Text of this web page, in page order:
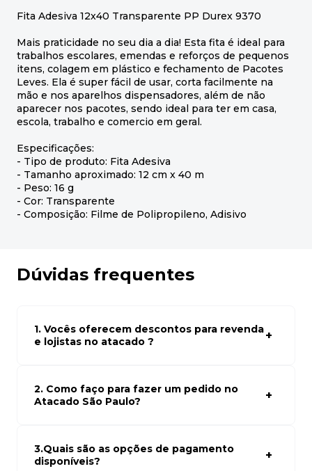
Fita Adesiva 12x40 Transparente PP Durex 9370
Mais praticidade no seu dia a dia! Esta fita é ideal para
trabalhos escolares, emendas e reforços de pequenos
itens, colagem em plástico e fechamento de Pacotes
Leves. Ela é super fácil de usar, corta facilmente na
mão e nos aparelhos dispensadores, além de não
aparecer nos pacotes, sendo ideal para ter em casa,
escola, trabalho e comercio em geral.
Especificações:
- Tipo de produto: Fita Adesiva
- Tamanho aproximado: 12 cm x 40 m
- Peso: 16 g
- Cor: Transparente
- Composição: Filme de Polipropileno, Adisivo
Dúvidas frequentes
1. Vocês oferecem descontos para revenda
e lojistas no atacado ?
atacado empresas e compre com os melhores preços
para seu modelo de negócio
2. Como faço para fazer um pedido no
Atacado São Paulo?
carrinho. Em seguida, siga as instruções para finalizar a
compra. Se precisar de ajuda, nossa equipe de suporte
está à disposição para auxiliá-lo.
3.Quais são as opções de pagamento
disponíveis?